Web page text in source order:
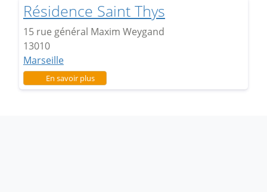
Résidence Saint Thys
15 rue général Maxim Weygand
13010
Marseille
En savoir plussur Résidence Saint Thys